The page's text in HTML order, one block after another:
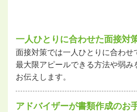
一人ひとりに合わせた面接対
面接対策では一人ひとりに合わせ
最大限アピールできる方法や弱み
お伝えします。
アドバイザーが書類作成のお